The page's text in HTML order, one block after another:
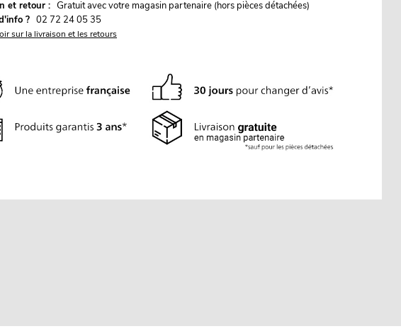
et retour : Gratuit avec votre magasin partenaire (hors pièces détachées)
? 02 72 24 05 35
sur la livraison et les retours